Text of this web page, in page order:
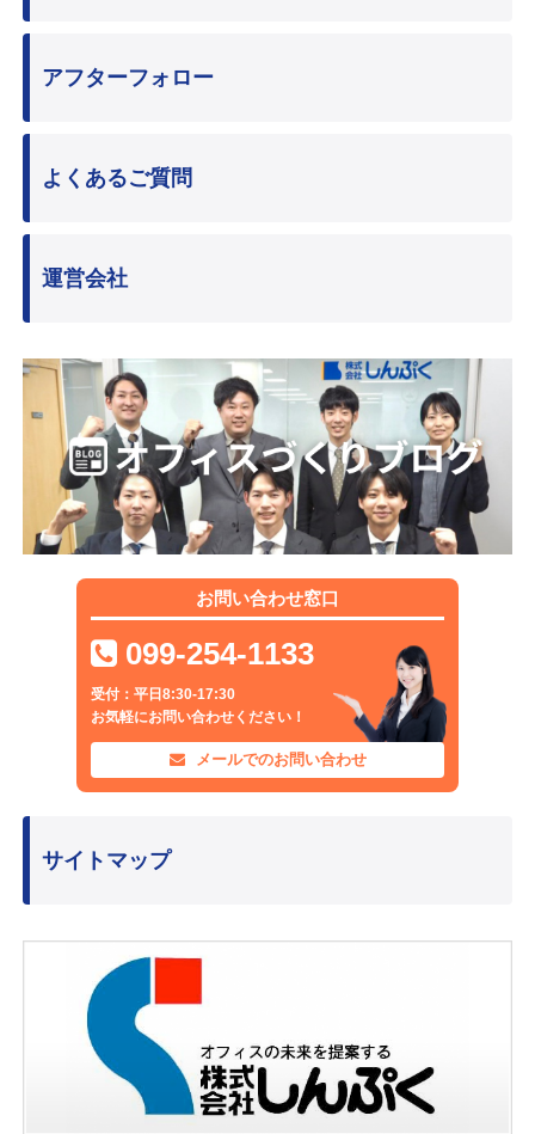
アフターフォロー
よくあるご質問
運営会社
お問い合わせ窓口
099-254-1133
受付：平日8:30-17:30
お気軽にお問い合わせください！
メールでのお問い合わせ
サイトマップ